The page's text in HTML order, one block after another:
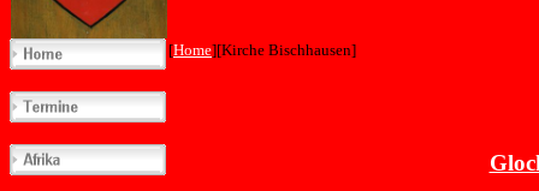
[Home][Kirche Bischhausen]